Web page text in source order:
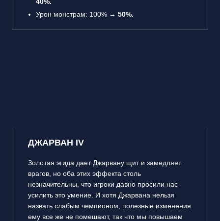
Урон монстрам: 100% → 50%.
ДЖАРВАН IV
Золотая эгида дает Джарвану щит и замедляет
врагов, но оба этих эффекта столь
незначительны, что игроки давно просили нас
усилить это умение. И хотя Джарвана нельзя
назвать слабым чемпионом, полезные изменения
ему все же не помешают, так что мы повышаем